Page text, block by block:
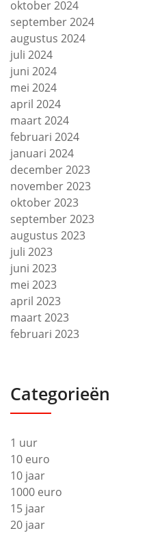
oktober 2024
september 2024
augustus 2024
juli 2024
juni 2024
mei 2024
april 2024
maart 2024
februari 2024
januari 2024
december 2023
november 2023
oktober 2023
september 2023
augustus 2023
juli 2023
juni 2023
mei 2023
april 2023
maart 2023
februari 2023
Categorieën
1 uur
10 euro
10 jaar
1000 euro
15 jaar
20 jaar